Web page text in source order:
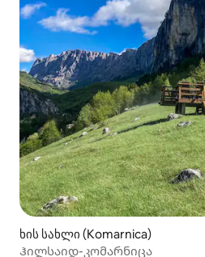
ხის სახლი (Komarnica)
Ჰილსაიდ-კომარნიცა